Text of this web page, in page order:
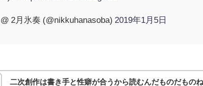
2月氷奏 (@nikkuhanasoba) 2019年1月5日
二次創作は書き手と性癖が合うから読むんだものだものね